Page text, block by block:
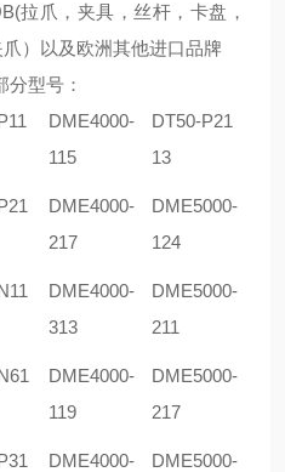
拉爪，夹具，丝杆，卡盘，
）以及欧洲其他进口品牌
分型号：
DME4000-
115
DT50-P21
13
DME4000-
217
DME5000-
124
DME4000-
313
DME5000-
211
DME4000-
119
DME5000-
217
DME4000-
DME5000-